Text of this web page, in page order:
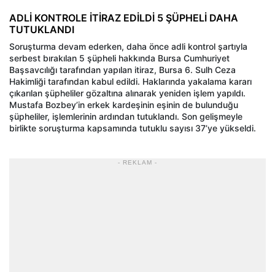
ADLİ KONTROLE İTİRAZ EDİLDİ 5 ŞÜPHELİ DAHA
TUTUKLANDI
Soruşturma devam ederken, daha önce adli kontrol şartıyla
serbest bırakılan 5 şüpheli hakkında Bursa Cumhuriyet
Başsavcılığı tarafından yapılan itiraz, Bursa 6. Sulh Ceza
Hakimliği tarafından kabul edildi. Haklarında yakalama kararı
çıkarılan şüpheliler gözaltına alınarak yeniden işlem yapıldı.
Mustafa Bozbey’in erkek kardeşinin eşinin de bulunduğu
şüpheliler, işlemlerinin ardından tutuklandı. Son gelişmeyle
birlikte soruşturma kapsamında tutuklu sayısı 37’ye yükseldi.
- REKLAM -